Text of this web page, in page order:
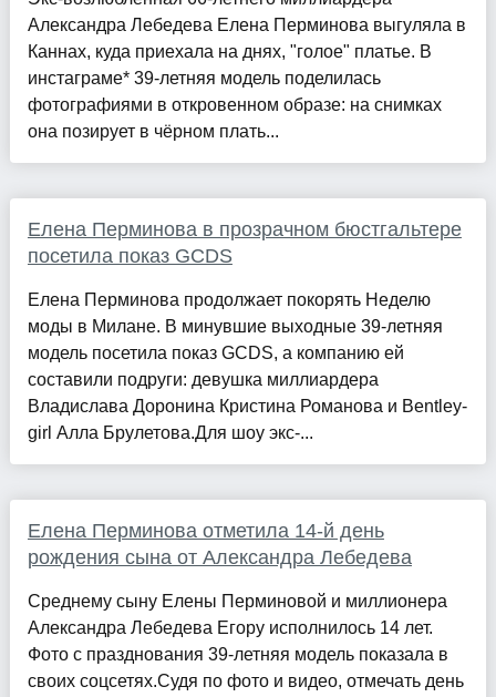
Александра Лебедева Елена Перминова выгуляла в
Каннах, куда приехала на днях, "голое" платье. В
инстаграме* 39-летняя модель поделилась
фотографиями в откровенном образе: на снимках
она позирует в чёрном плать...
Елена Перминова в прозрачном бюстгальтере
посетила показ GCDS
Елена Перминова продолжает покорять Неделю
моды в Милане. В минувшие выходные 39-летняя
модель посетила показ GCDS, а компанию ей
составили подруги: девушка миллиардера
Владислава Доронина Кристина Романова и Bentley-
girl Алла Брулетова.Для шоу экс-...
Елена Перминова отметила 14-й день
рождения сына от Александра Лебедева
Среднему сыну Елены Перминовой и миллионера
Александра Лебедева Егору исполнилось 14 лет.
Фото с празднования 39-летняя модель показала в
своих соцсетях.Судя по фото и видео, отмечать день